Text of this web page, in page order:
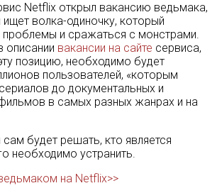
Netflix открыл вакансию ведьмака,
волка-одиночку, который
и сражаться с монстрами.
описании вакансии на сайте сервиса,
позицию, необходимо будет
пользователей, «которым
до документальных и
в самых разных жанрах и на
будет решать, кто является
необходимо устранить.
на Netflix>>